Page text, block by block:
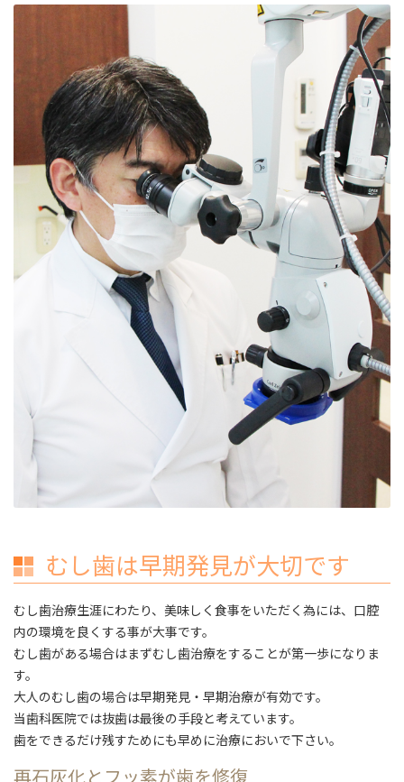
むし歯は早期発見が大切です
むし歯治療生涯にわたり、美味しく食事をいただく為には、口腔
内の環境を良くする事が大事です。
むし歯がある場合はまずむし歯治療をすることが第一歩になりま
す。
大人のむし歯の場合は早期発見・早期治療が有効です。
当歯科医院では抜歯は最後の手段と考えています。
歯をできるだけ残すためにも早めに治療においで下さい。
再石灰化とフッ素が歯を修復